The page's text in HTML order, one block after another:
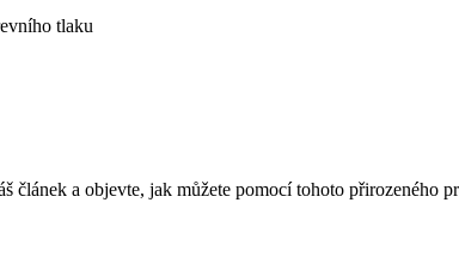
tlaku
článek a objevte, jak můžete pomocí tohoto přirozeného